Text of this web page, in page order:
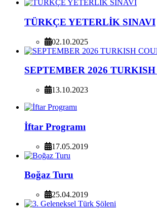
TÜRKÇE YETERLİK SINAVI
02.10.2025
SEPTEMBER 2026 TURKISH
13.10.2023
İftar Programı
17.05.2019
Boğaz Turu
25.04.2019